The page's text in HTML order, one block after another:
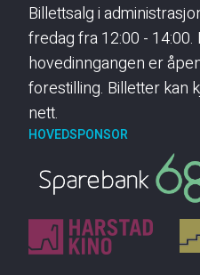
Billettsalg i
fredag fra 12:00 - 14:00.
hovedinngangen er
forestilling. Billetter kan
nett.
HOVEDSPONSOR